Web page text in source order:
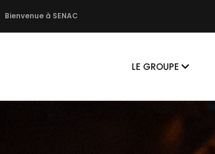
Bienvenue à SENAC
LE GROUPE